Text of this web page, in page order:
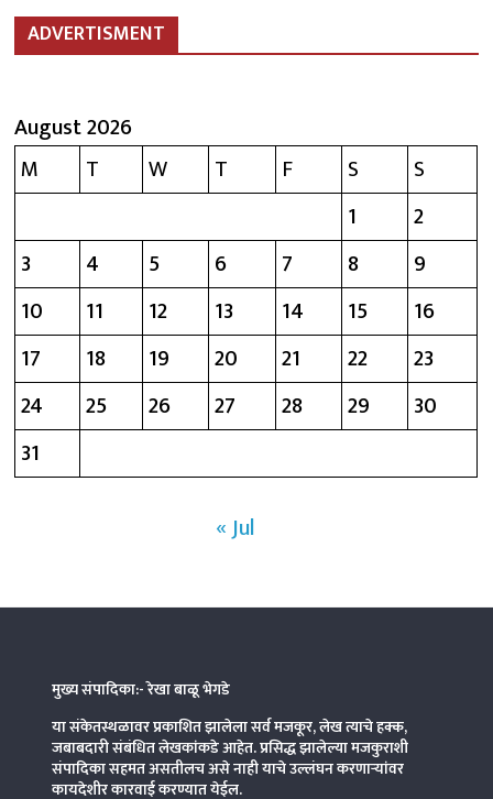
ADVERTISMENT
August 2026
M
T W T F S
S
1
2
3
4 5 6 7 8
9
10
11 12 13 14 15
16
17
18 19 20 21 22
23
24
25 26 27 28 29
30
31
« Jul
मुख्य संपादिका:- रेखा बाळू भेगडे
या संकेतस्थळावर प्रकाशित झालेला सर्व मजकूर, लेख त्याचे हक्क,
जबाबदारी संबंधित लेखकांकडे आहेत. प्रसिद्ध झालेल्या मजकुराशी
संपादिकासहमत असतीलच असे नाही याचे उल्लंघन करणाऱ्यांवर
कायदेशीर कारवाई करण्यात येईल.